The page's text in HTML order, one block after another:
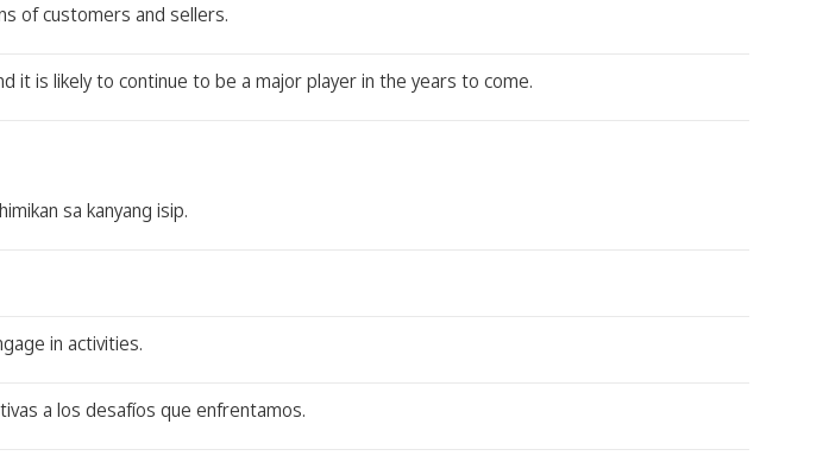
of customers and sellers.
it is likely to continue to be a major player in the years to come.
sa kanyang isip.
in activities.
a los desafíos que enfrentamos.